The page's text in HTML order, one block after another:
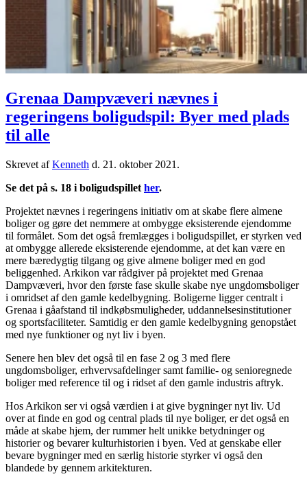
Grenaa Dampvæveri nævnes i
regeringens boligudspil: Byer med plads
til alle
Skrevet afKenneth d. 21. oktober 2021 .
Se det på s. 18 i boligudspillet her.
Projektet nævnes i regeringens initiativ om at skabe flere almene
boliger og gøre det nemmere at ombygge eksisterende ejendomme
til formålet. Som det også fremlægges i boligudspillet, er styrken ved
at ombygge allerede eksisterende ejendomme, at det kan være en
mere bæredygtig tilgang og give almene boliger med en god
beliggenhed. Arkikon var rådgiver på projektet med Grenaa
Dampvæveri, hvor den første fase skulle skabe nye ungdomsboliger
i omridset af den gamle kedelbygning. Boligerne ligger centralt i
Grenaa i gåafstand til indkøbsmuligheder, uddannelsesinstitutioner
og sportsfaciliteter. Samtidig er den gamle kedelbygning genopstået
med nye funktioner og nyt liv i byen.
Senere hen blev det også til en fase 2 og 3 med flere
ungdomsboliger, erhvervsafdelinger samt familie- og senioregnede
boliger med reference til og i ridset af den gamle industris aftryk.
Hos Arkikon ser vi også værdien i at give bygninger nyt liv. Ud
over at finde en god og central plads til nye boliger, er det også en
måde at skabe hjem, der rummer helt unikke betydninger og
historier og bevarer kulturhistorien i byen. Ved at genskabe eller
bevare bygninger med en særlig historie styrker vi også den
blandede by gennem arkitekturen.